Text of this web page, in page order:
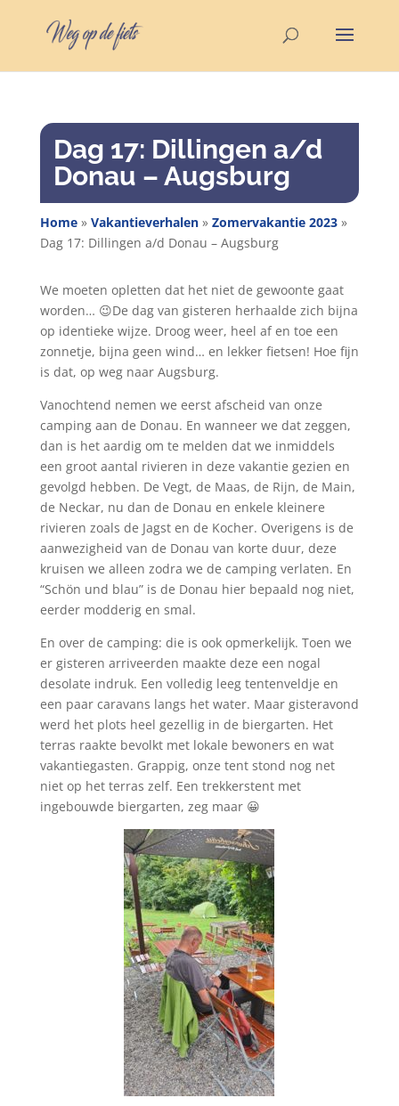
Dag 17: Dillingen a/d
Donau – Augsburg
Home» Vakantieverhalen» Zomervakantie 2023»
Dag 17: Dillingen a/d Donau – Augsburg
We moeten opletten dat het niet de gewoonte gaat
worden… 😉De dag van gisteren herhaalde zich bijna
op identieke wijze. Droog weer, heel af en toe een
zonnetje, bijna geen wind… en lekker fietsen! Hoe fijn
is dat, op weg naar Augsburg.
Vanochtend nemen we eerst afscheid van onze
camping aan de Donau. En wanneer we dat zeggen,
dan is het aardig om te melden dat we inmiddels
een groot aantal rivieren in deze vakantie gezien en
gevolgd hebben. De Vegt, de Maas, de Rijn, de Main,
de Neckar, nu dan de Donau en enkele kleinere
rivieren zoals de Jagst en de Kocher. Overigens is de
aanwezigheid van de Donau van korte duur, deze
kruisen we alleen zodra we de camping verlaten. En
“Schön und blau” is de Donau hier bepaald nog niet,
eerder modderig en smal.
En over de camping: die is ook opmerkelijk. Toen we
er gisteren arriveerden maakte deze een nogal
desolate indruk. Een volledig leeg tentenveldje en
een paar caravans langs het water. Maar gisteravond
werd het plots heel gezellig in de biergarten. Het
terras raakte bevolkt met lokale bewoners en wat
vakantiegasten. Grappig, onze tent stond nog net
niet op het terras zelf. Een trekkerstent met
ingebouwde biergarten, zeg maar 😀